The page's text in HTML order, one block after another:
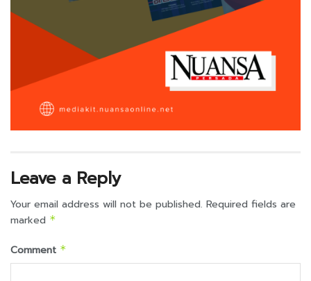
Leave a Reply
Your email address will not be published. Required fields are
marked *
Comment *